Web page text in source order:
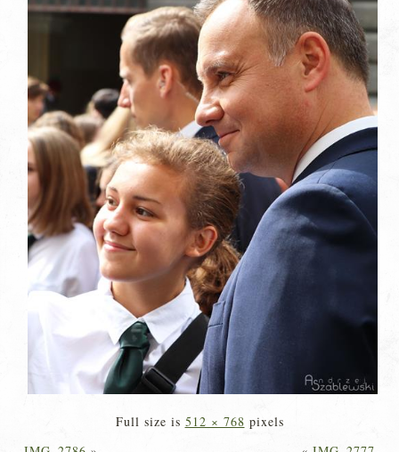
Full size is 512 × 768 pixels